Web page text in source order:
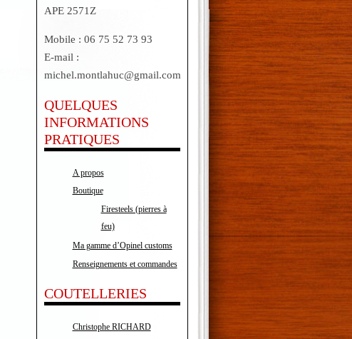
APE 2571Z
Mobile : 06 75 52 73 93
E-mail :
michel.montlahuc@gmail.com
QUELQUES
INFORMATIONS
PRATIQUES
A propos
Boutique
Firesteels (pierres à
feu)
Ma gamme d’Opinel customs
Renseignements et commandes
COUTELLERIES
Christophe RICHARD